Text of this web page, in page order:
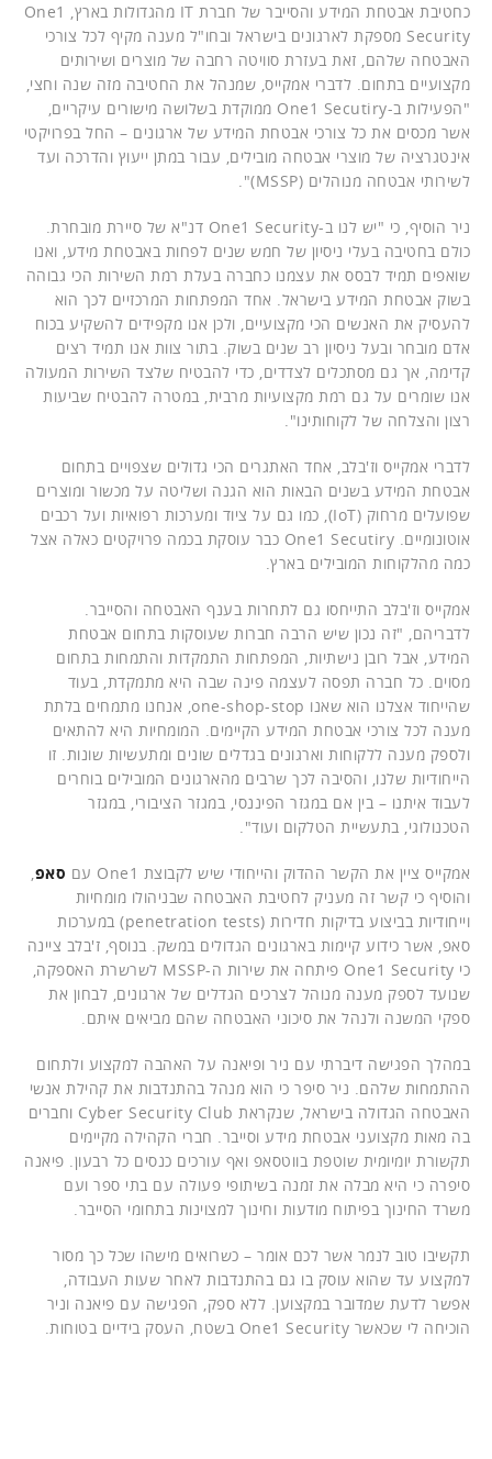
כחטיבת אבטחת המידע והסייבר של חברת IT מהגדולות בארץ, One1
Security מספקת לארגונים בישראל ובחו"ל מענה מקיף לכל צורכי
האבטחה שלהם, זאת בעזרת סוויטה רחבה של מוצרים ושירותים
מקצועיים בתחום. לדברי אמקייס, שמנהל את החטיבה מזה שנה וחצי,
"הפעילות ב-One1 Secutiry ממוקדת בשלושה מישורים עיקריים,
אשר מכסים את כל צורכי אבטחת המידע של ארגונים – החל בפרויקטי
אינטגרציה של מוצרי אבטחה מובילים, עבור במתן ייעוץ והדרכה ועד
לשירותי אבטחה מנוהלים (MSSP)".
ניר הוסיף, כי "יש לנו ב-One1 Security דנ"א של סיירת מובחרת.
כולם בחטיבה בעלי ניסיון של חמש שנים לפחות באבטחת מידע, ואנו
שואפים תמיד לבסס את עצמנו כחברה בעלת רמת השירות הכי גבוהה
בשוק אבטחת המידע בישראל. אחד המפתחות המרכזיים לכך הוא
להעסיק את האנשים הכי מקצועיים, ולכן אנו מקפידים להשקיע בכוח
אדם מובחר ובעל ניסיון רב שנים בשוק. בתור צוות אנו תמיד רצים
קדימה, אך גם מסתכלים לצדדים, כדי להבטיח שלצד השירות המעולה
אנו שומרים על גם רמת מקצועיות מרבית, במטרה להבטיח שביעות
רצון והצלחה של לקוחותינו".
לדברי אמקייס וז'בלב, אחד האתגרים הכי גדולים שצפויים בתחום
אבטחת המידע בשנים הבאות הוא הגנה ושליטה על מכשור ומוצרים
שפועלים מרחוק (IoT), כמו גם על ציוד ומערכות רפואיות ועל רכבים
אוטונומיים. One1 Secutiry כבר עוסקת בכמה פרויקטים כאלה אצל
כמה מהלקוחות המובילים בארץ.
אמקייס וז'בלב התייחסו גם לתחרות בענף האבטחה והסייבר.
לדבריהם, "זה נכון שיש הרבה חברות שעוסקות בתחום אבטחת
המידע, אבל רובן נישתיות, המפתחות התמקדות והתמחות בתחום
מסוים. כל חברה תפסה לעצמה פינה שבה היא מתמקדת, בעוד
שהייחוד אצלנו הוא שאנו one-shop-stop, אנחנו מתמחים בלתת
מענה לכל צורכי אבטחת המידע הקיימים. המומחיות היא להתאים
ולספק מענה ללקוחות וארגונים בגדלים שונים ומתעשיות שונות. זו
הייחודיות שלנו, והסיבה לכך שרבים מהארגונים המובילים בוחרים
לעבוד איתנו – בין אם במגזר הפיננסי, במגזר הציבורי, במגזר
הטכנולוגי, בתעשיית הטלקום ועוד".
אמקייס ציין את הקשר ההדוק והייחודי שיש לקבוצת One1 עם סאפ,
והוסיף כי קשר זה מעניק לחטיבת האבטחה שבניהולו מומחיות
וייחודיות בביצוע בדיקות חדירות (penetration tests) במערכות
סאפ, אשר כידוע קיימות בארגונים הגדולים במשק. בנוסף, ז'בלב ציינה
כי One1 Security פיתחה את שירות ה-MSSP לשרשרת האספקה,
שנועד לספק מענה מנוהל לצרכים הגדלים של ארגונים, לבחון את
ספקי המשנה ולנהל את סיכוני האבטחה שהם מביאים איתם.
במהלך הפגישה דיברתי עם ניר ופיאנה על האהבה למקצוע ולתחום
ההתמחות שלהם. ניר סיפר כי הוא מנהל בהתנדבות את קהילת אנשי
האבטחה הגדולה בישראל, שנקראת Cyber Security Club וחברים
בה מאות מקצועני אבטחת מידע וסייבר. חברי הקהילה מקיימים
תקשורת יומיומית שוטפת בווטסאפ ואף עורכים כנסים כל רבעון. פיאנה
סיפרה כי היא מבלה את זמנה בשיתופי פעולה עם בתי ספר ועם
משרד החינוך בפיתוח מודעות וחינוך למצוינות בתחומי הסייבר.
תקשיבו טוב לנמר אשר לכם אומר – כשרואים מישהו שכל כך מסור
למקצוע עד שהוא עוסק בו גם בהתנדבות לאחר שעות העבודה,
אפשר לדעת שמדובר במקצוען. ללא ספק, הפגישה עם פיאנה וניר
הוכיחה לי שכאשר One1 Security בשטח, העסק בידיים בטוחות.